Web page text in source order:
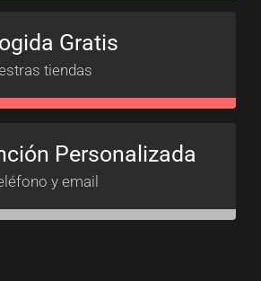
Gratis
tiendas
Personalizada
y email